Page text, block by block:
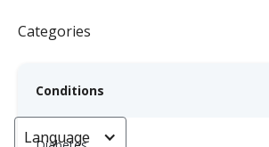
Categories
Conditions
Language